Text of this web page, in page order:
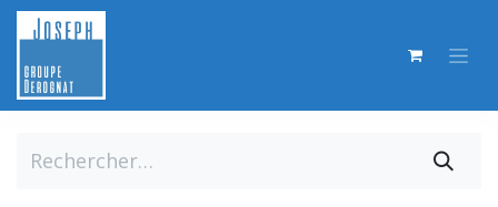
Se rendre au contenu